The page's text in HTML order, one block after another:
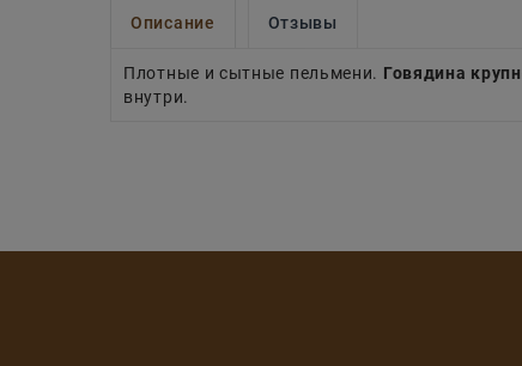
Описание Отзывы
Плотные и сытные пельмени. Говядина
внутри.